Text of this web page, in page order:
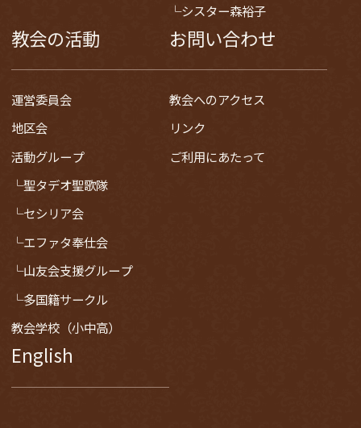
シスター森裕子
教会の活動
運営委員会
地区会
活動グループ
聖タデオ聖歌隊
セシリア会
エファタ奉仕会
山友会支援グループ
多国籍サークル
教会学校（小中高）
お問い合わせ
教会へのアクセス
リンク
ご利用にあたって
English